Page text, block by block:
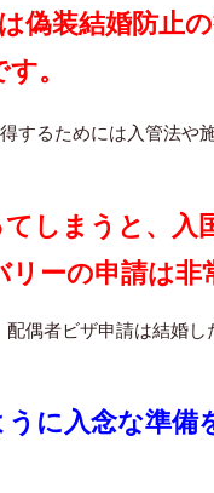
偽装結婚防止
。
するためには入管法や
しまうと、入
リーの申請は非
配偶者ビザ申請は結婚
に入念な準備